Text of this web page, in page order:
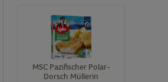
MSC Pazifischer Polar-
Dorsch Müllerin